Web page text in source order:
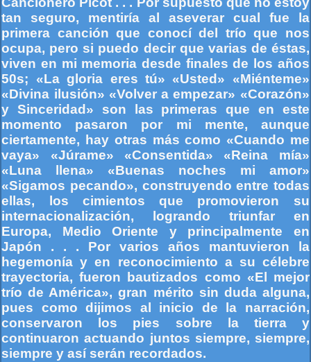
tan seguro, mentiría al aseverar cual fue la
primera canción que conocí del trío que nos
ocupa, pero si puedo decir que varias de éstas,
viven en mi memoria desde finales de los años
50s; «La gloria eres tú» «Usted» «Miénteme»
«Divina ilusión» «Volver a empezar» «Corazón»
y Sinceridad» son las primeras que en este
momento pasaron por mi mente, aunque
ciertamente, hay otras más como «Cuando me
vaya» «Júrame» «Consentida» «Reina mía»
«Luna llena» «Buenas noches mi amor»
«Sigamos pecando», construyendo entre todas
ellas, los cimientos que promovieron su
internacionalización, logrando triunfar en
Europa, Medio Oriente y principalmente en
Japón . . . Por varios años mantuvieron la
hegemonía y en reconocimiento a su célebre
trayectoria, fueron bautizados como «El mejor
trío de América», gran mérito sin duda alguna,
pues como dijimos al inicio de la narración,
conservaron los pies sobre la tierra y
continuaron actuando juntos siempre, siempre,
siempre y así serán recordados.